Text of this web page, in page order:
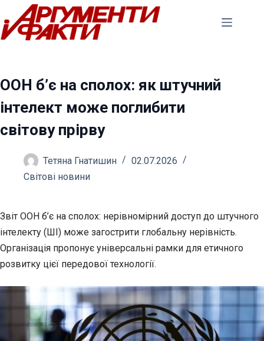
Перейти
до
вмісту
ООН б’є на сполох: як штучний
інтелект може поглибити
світову прірву
Тетяна Гнатишин
02.07.2026
Світові новини
Звіт ООН б’є на сполох: нерівномірний доступ до штучного
інтелекту (ШІ) може загострити глобальну нерівність.
Організація пропонує універсальні рамки для етичного
розвитку цієї передової технології.